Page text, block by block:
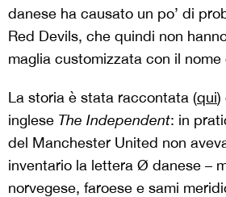
danese ha causato un po’ di
Red Devils, che quindi non
maglia customizzata con il
La storia è stata raccontata (qui)
inglese The Independent: in
del Manchester United non
inventario la lettera Ø danese –
norvegese, faroese e sami